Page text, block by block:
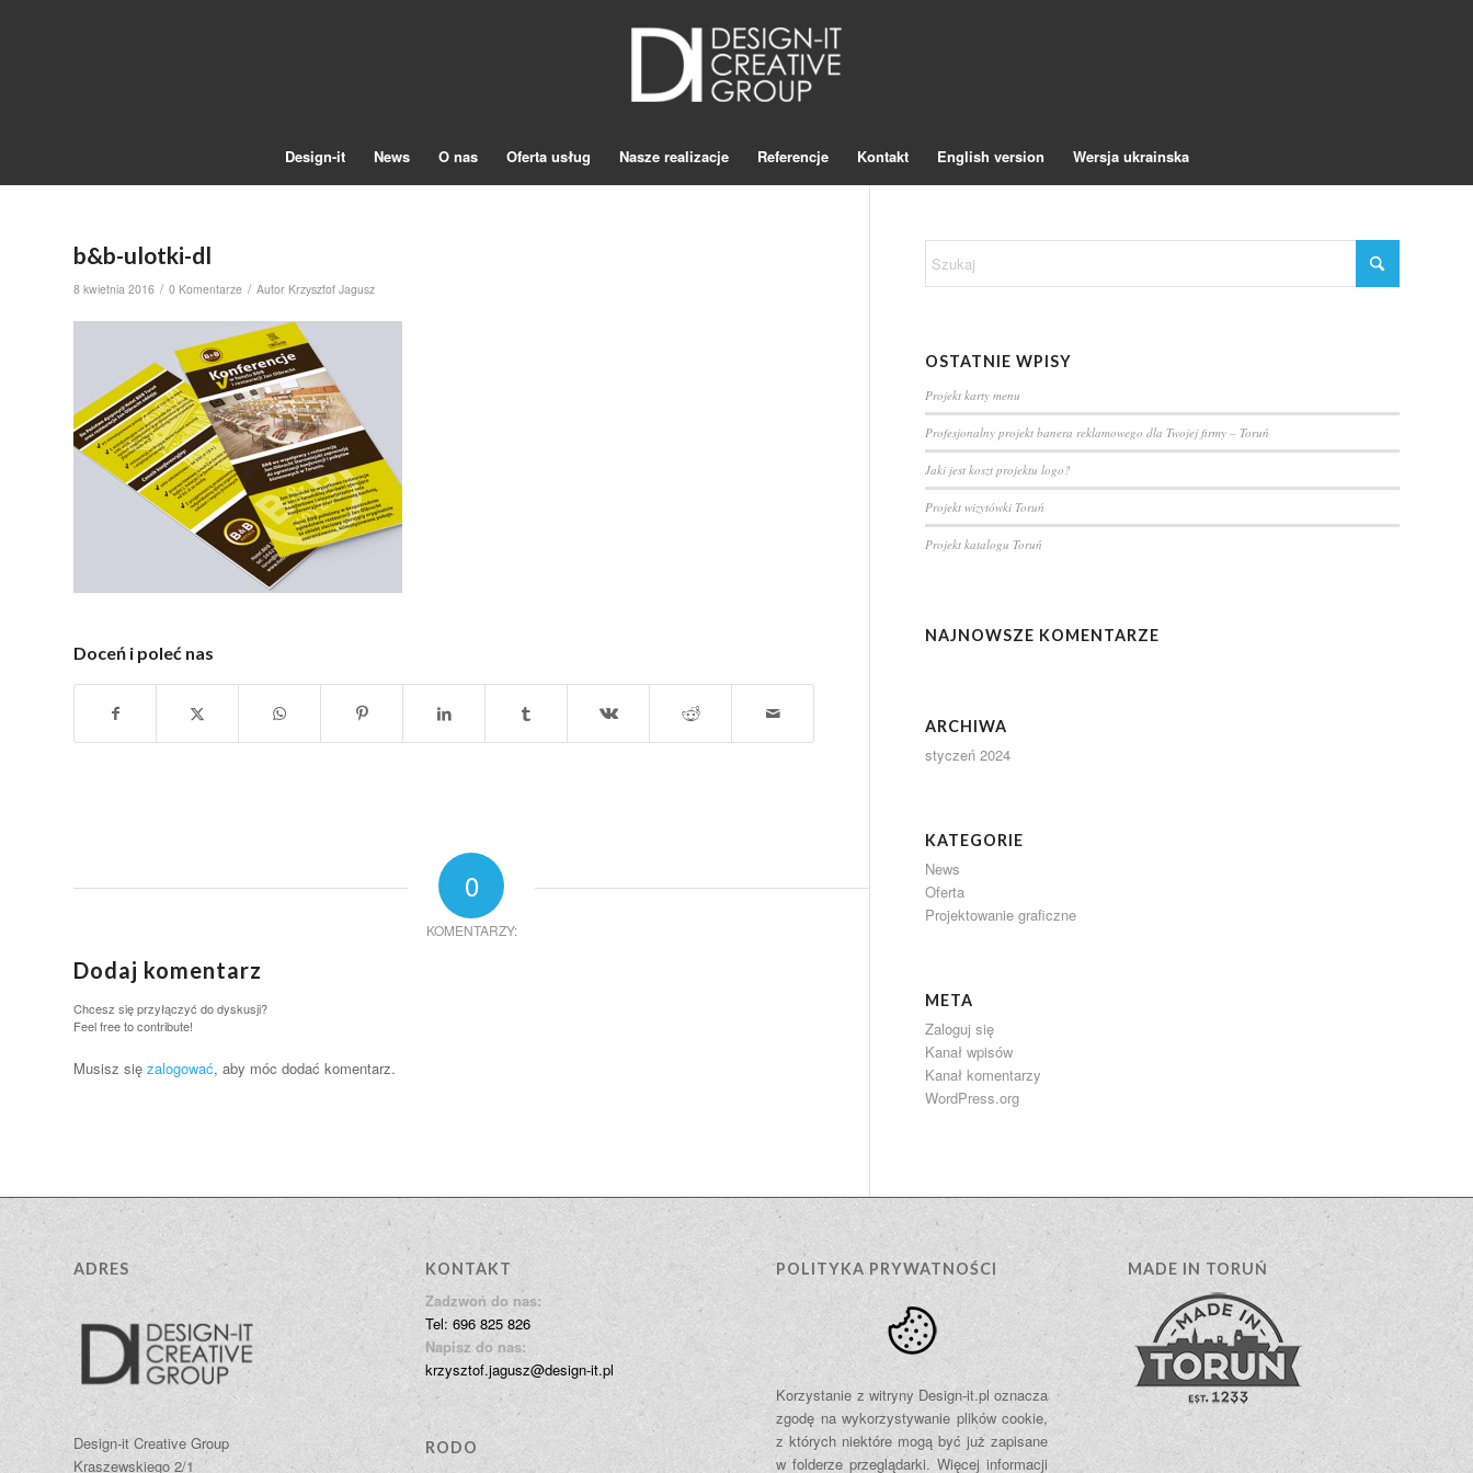
Design-it News O nas Oferta usług Nasze realizacje Referencje Kontakt English version Wersja ukrainska
b&b-ulotki-dl
8 kwietnia 2016 / 0 Komentarze / Autor Krzysztof Jagusz
Doceń i poleć nas
0
KOMENTARZY:
Dodaj komentarz
Chcesz się przyłączyć do dyskusji?
Feel free to contribute!
Musisz się zalogować, aby móc dodać komentarz.
OSTATNIE WPISY
Projekt karty menu
Profesjonalny projekt banera reklamowego dla Twojej firmy – Toruń
Jaki jest koszt projektu logo?
Projekt wizytówki Toruń
Projekt katalogu Toruń
NAJNOWSZE KOMENTARZE
ARCHIWA
styczeń 2024
KATEGORIE
News
Oferta
Projektowanie graficzne
META
Zaloguj się
Kanał wpisów
Kanał komentarzy
WordPress.org
ADRES
Design-it Creative Group
Kraszewskiego 2/1
KONTAKT
Zadzwoń do nas:
Tel: 696 825 826
Napisz do nas:
krzysztof.jagusz@design-it.pl
RODO
POLITYKA PRYWATNOŚCI
Korzystanie z witryny Design-it.pl oznacza
zgodę na wykorzystywanie plików cookie,
z których niektóre mogą być już zapisane
w folderze przeglądarki. Więcej informacji
MADE IN TORUŃ